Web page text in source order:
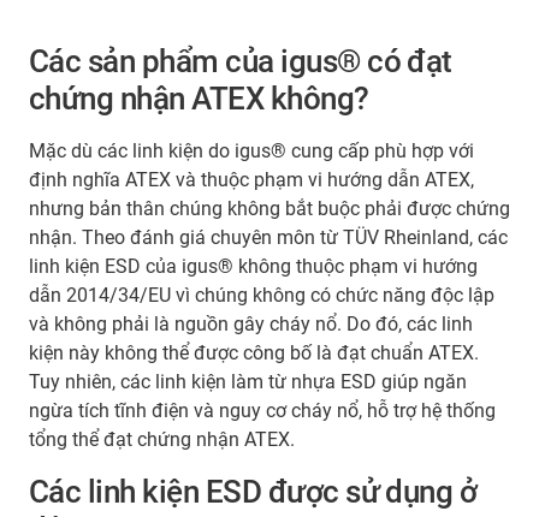
Các sản phẩm của igus® có đạt
chứng nhận ATEX không?
Mặc dù các linh kiện do igus® cung cấp phù hợp với
định nghĩa ATEX và thuộc phạm vi hướng dẫn ATEX,
nhưng bản thân chúng không bắt buộc phải được chứng
nhận. Theo đánh giá chuyên môn từ TÜV Rheinland, các
linh kiện ESD của igus® không thuộc phạm vi hướng
dẫn 2014/34/EU vì chúng không có chức năng độc lập
và không phải là nguồn gây cháy nổ. Do đó, các linh
kiện này không thể được công bố là đạt chuẩn ATEX.
Tuy nhiên, các linh kiện làm từ nhựa ESD giúp ngăn
ngừa tích tĩnh điện và nguy cơ cháy nổ, hỗ trợ hệ thống
tổng thể đạt chứng nhận ATEX.
Các linh kiện ESD được sử dụng ở